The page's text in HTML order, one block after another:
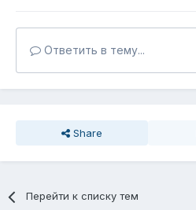
Ответить в тему...
Share
Перейти к списку тем